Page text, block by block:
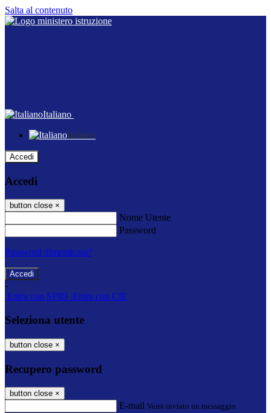
Salta al contenuto
Italiano
Italiano
Accedi
Accedi
button close ×
Nome Utente
Password
Password dimenticata?
-
Entra con SPID Entra con CIE
Seleziona utente
button close ×
Recupero password
button close ×
E-mail Verrà inviato un messaggio